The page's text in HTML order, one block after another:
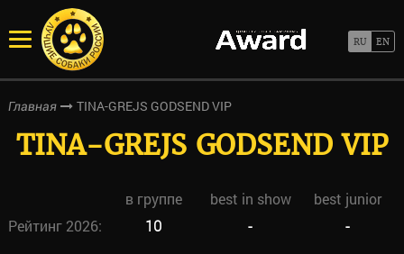
Главная TINA-GREJS GODSEND VIP
TINA-GREJS GODSEND VIP
в группе best in show
best junior
Рейтинг 2026:
10 - -